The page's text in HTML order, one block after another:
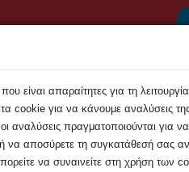
Συμβουλές
απάτες (Romance ...
είναι απαραίτητες για τη
cookie για να κάνουμε αναλύσεις
αναλύσεις πραγματοποιούνται
ή να αποσύρετε τη συγκατάθεσή σας
να συναινείτε στη χρήση των